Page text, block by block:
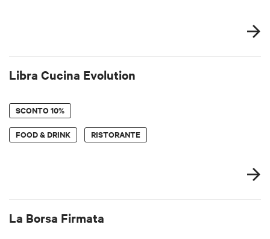
Libra Cucina Evolution
SCONTO10%
FOOD & DRINK RISTORANTE
La Borsa Firmata